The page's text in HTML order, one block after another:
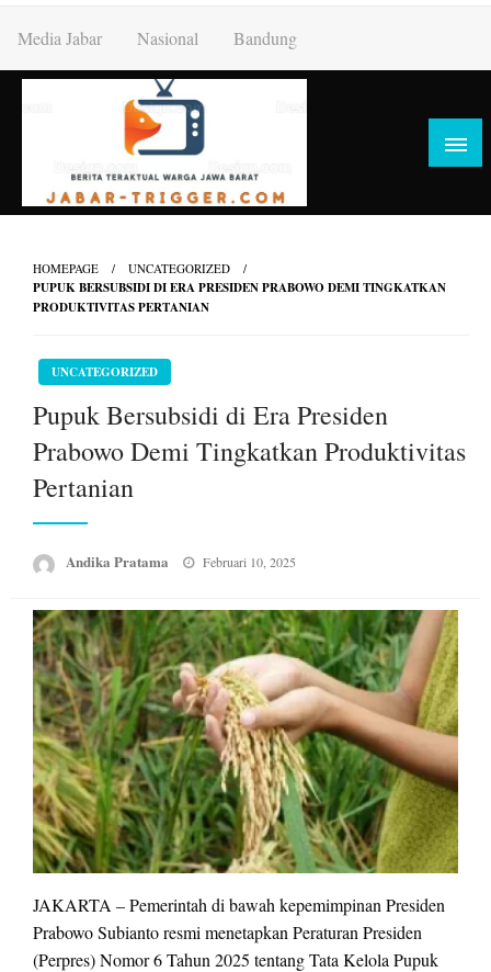
content
Media Jabar Nasional Bandung
HOMEPAGE UNCATEGORIZED
PUPUK BERSUBSIDI DI ERA PRESIDEN PRABOWO DEMI TINGKATKAN
PRODUKTIVITAS PERTANIAN
UNCATEGORIZED
Pupuk Bersubsidi di Era Presiden
Prabowo Demi Tingkatkan Produktivitas
Pertanian
Andika Pratama
Posted
Februari 10, 2025
JAKARTA – Pemerintah di bawah kepemimpinan Presiden
Prabowo Subianto resmi menetapkan Peraturan Presiden
(Perpres) Nomor 6 Tahun 2025 tentang Tata Kelola Pupuk